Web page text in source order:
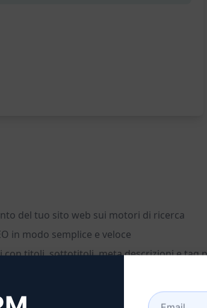
del tuo sito web sui motori di ricerca
in modo semplice e veloce
con titoli, sottotitoli, meta descrizioni e tag
SEO-friendly per il tuo sito web